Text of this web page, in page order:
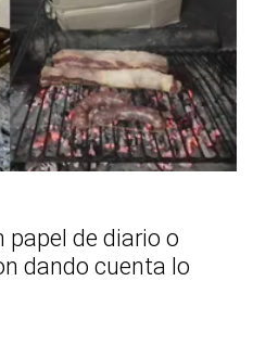
papel de diario o
dando cuenta lo